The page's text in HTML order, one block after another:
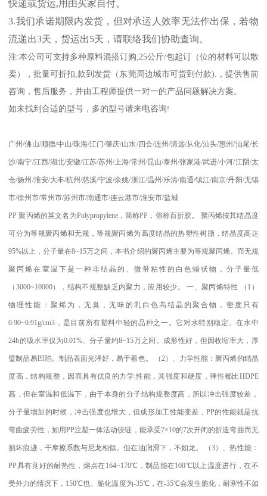
快递或货运,用由买家自付。
3.我们承诺期限内发货，但对承运人效率无法作出保，若物
流递出3天，货运出5天，请联络我们协助查询。
注:本公司可支持多种原料混搭订购 ,25公斤/包起订（位的材料可以散
卖），批量可折扣 ,款到发货（东莞周边城市可货到付款).
，提供售前
咨询，售后服务，并由工程师提供一对一的产品问题解决方案。
如未找到合适的型号，多的型号请来电咨询!
广州/佛山/顺德/中山/珠海/江门/肇庆/山水/四会/连州 /清远/从化/汕头/惠州/汕尾/长
沙/南宁/江西/湖北/安徽/江苏/苏州/上海/常州 /昆山/泰州 /张家港/武进/小河/江阴/太
仓/扬州 /淮安/大丰/杭州/慈溪/宁波/余姚/浙江/温州 /乐清/南通/镇江/南京/丹阳/无锡
市/徐州市/常州市/苏州市/南通市/连云港市/淮安市/盐城
PP聚丙烯的英文名为Polypropylene，简称PP ，俗称百折胶。 聚丙烯按其结晶度
可分为等规聚丙烯和无规，等规聚丙烯为高度结晶的热塑性树脂，结晶度高达
95%以上，分子量在8~15万之间，本书介绍的聚丙烯主要为等规聚丙烯。而无规
聚丙烯在室温下是一种非结晶的、微带粘性的白色蜡状物，分子量低
（ 3000~10000），结构不规整缺乏内聚力，应用较少。一、聚丙烯特性 （ 1 ）
物理性能：聚烯为，无臭，无味的乳白色高结晶的聚合物，密度只有
0.90~0.91g/cm3 ，是目前所有塑料中轻的品种之一。它对水特别稳定。在水中
24h的吸水率仅为0.01%、分子量约8~15万之间。成形性好，但因收缩率大，厚
璧制品易凹陷。制品表面光泽好，易于着色。 （2）、力学性能：聚丙烯的结晶
度高，结构规整，因而具有优良的力学.性能，其强度和硬度，弹性都比HDPE
高，但在室温和低温下，由于本身的分子结构规整度高，所以冲击强度较差，
分子量增加的时候，冲击强度也增大，但成形加工性能变差， PP的性能就是抗
弯曲疲劳性，如用PP注塑一体活动铰链，能承受7×10的7次开闭的折迭弯曲而无
损坏痕迹，干摩擦系数与尼龙相似。但在油润滑下，不如龙。 （3）、热性能：
PP具有良好的耐热性，熔点在164~170℃ ，制品能在100℃以上温度进行，在不
受外力的情况下， 150℃也。脆化温度为-35℃，在-35℃会发生脆化，耐寒性不如